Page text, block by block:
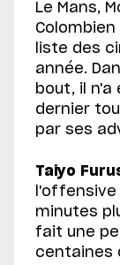
Le Mans,
liste des
année.
bout, il n'a
dernier
par ses
Taiyo
minutes
fait une
centaines